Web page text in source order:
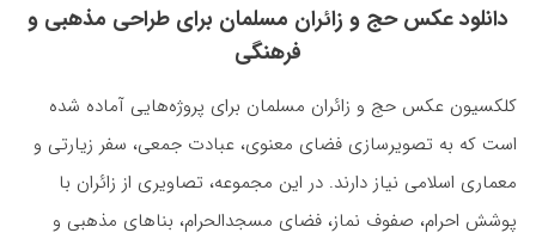
دانلود عکس حج و زائران مسلمان برای طراحی مذهبی و
فرهنگی
کلکسیون عکس حج و زائران مسلمان برای پروژه‌هایی آماده شده
است که به تصویرسازی فضای معنوی، عبادت جمعی، سفر زیارتی و
معماری اسلامی نیاز دارند. در این مجموعه، تصاویری از زائران با
پوشش احرام، صفوف نماز، فضای مسجدالحرام، بناهای مذهبی و